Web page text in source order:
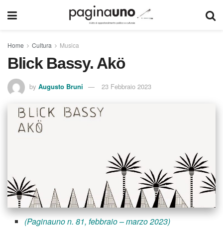
Home Cultura Musica
Blick Bassy. Akö
by Augusto Bruni 23 Febbraio 2023
(Paginauno n. 81, febbraio – marzo 2023)